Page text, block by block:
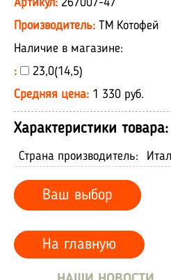
Артикул: 267007-47
Производитель: ТМ Котофей
Наличие в магазине:
:
23,0(14,5)
Средняя цена: 1 330 руб.
Характеристики товара:
Страна производитель:
Ваш выбор
На главную